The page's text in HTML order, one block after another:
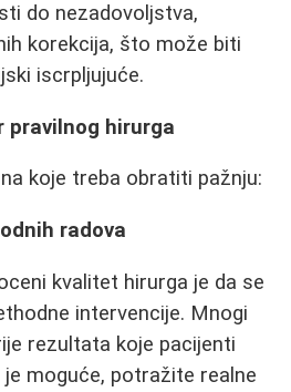
do nezadovoljstva,
korekcija, što može biti
iscrpljujuće.
pravilnog hirurga
koje treba obratiti pažnju:
radova
kvalitet hirurga je da se
intervencije. Mnogi
rezultata koje pacijenti
moguće, potražite realne